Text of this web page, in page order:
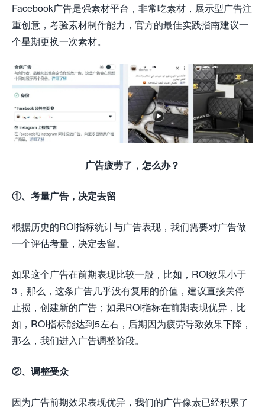
Facebook广告是强素材平台，非常吃素材，展示型广告注
重创意，考验素材制作能力，官方的最佳实践指南建议一
个星期更换一次素材。
广告疲劳了，怎么办？
①、考量广告，决定去留
根据历史的ROI指标统计与广告表现，我们需要对广告做
一个评估考量，决定去留。
如果这个广告在前期表现比较一般，比如，ROI效果小于
3，那么，这条广告几乎没有复用的价值，建议直接关停
止损，创建新的广告；如果ROI指标在前期表现优异，比
如，ROI指标能达到5左右，后期因为疲劳导致效果下降，
那么，我们进入广告调整阶段。
②、调整受众
因为广告前期效果表现优异，我们的广告像素已经积累了